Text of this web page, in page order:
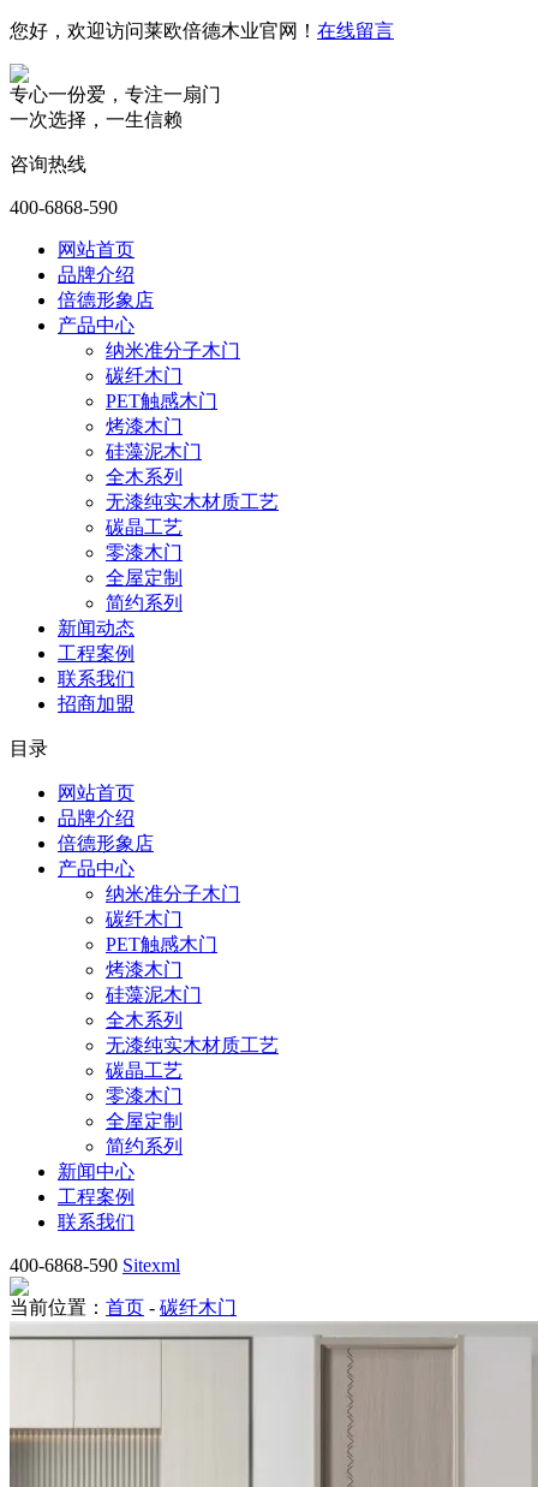
您好，欢迎访问莱欧倍德木业官网！ 在线留言
专心一份爱，专注一扇门
一次选择，一生信赖
咨询热线
400-6868-590
网站首页
品牌介绍
倍德形象店
产品中心
纳米准分子木门
碳纤木门
PET触感木门
烤漆木门
硅藻泥木门
全木系列
无漆纯实木材质工艺
碳晶工艺
零漆木门
全屋定制
简约系列
新闻动态
工程案例
联系我们
招商加盟
目录
网站首页
品牌介绍
倍德形象店
产品中心
纳米准分子木门
碳纤木门
PET触感木门
烤漆木门
硅藻泥木门
全木系列
无漆纯实木材质工艺
碳晶工艺
零漆木门
全屋定制
简约系列
新闻中心
工程案例
联系我们
400-6868-590 Sitexml
当前位置： 首页 - 碳纤木门